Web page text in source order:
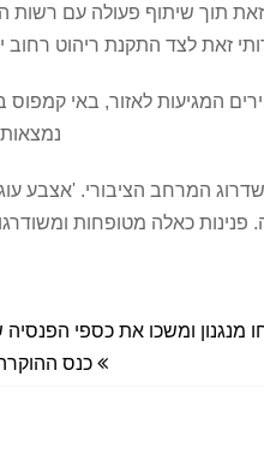
היסטורי באורך 12 מטרים ובקוטר של 1.75 מ', וזאת
זאת לצד התקנת ריהוט רחוב
המגיעות לאזור, באי
המרחב הציבורי. 'אצבע
פנינות כאלה מטופחות
מנגנון ומשכו את כספי הפנסיה
כנס